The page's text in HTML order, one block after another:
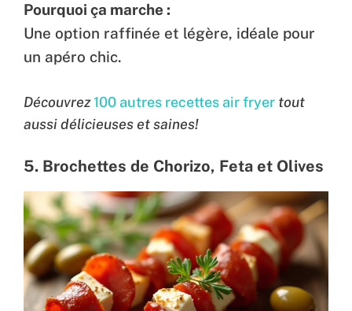
Pourquoi ça marche :
Une option raffinée et légère, idéale pour
un apéro chic.
Découvrez100 autres recettes air fryer tout
aussi délicieuses et saines!
5. Brochettes de Chorizo, Feta et Olives